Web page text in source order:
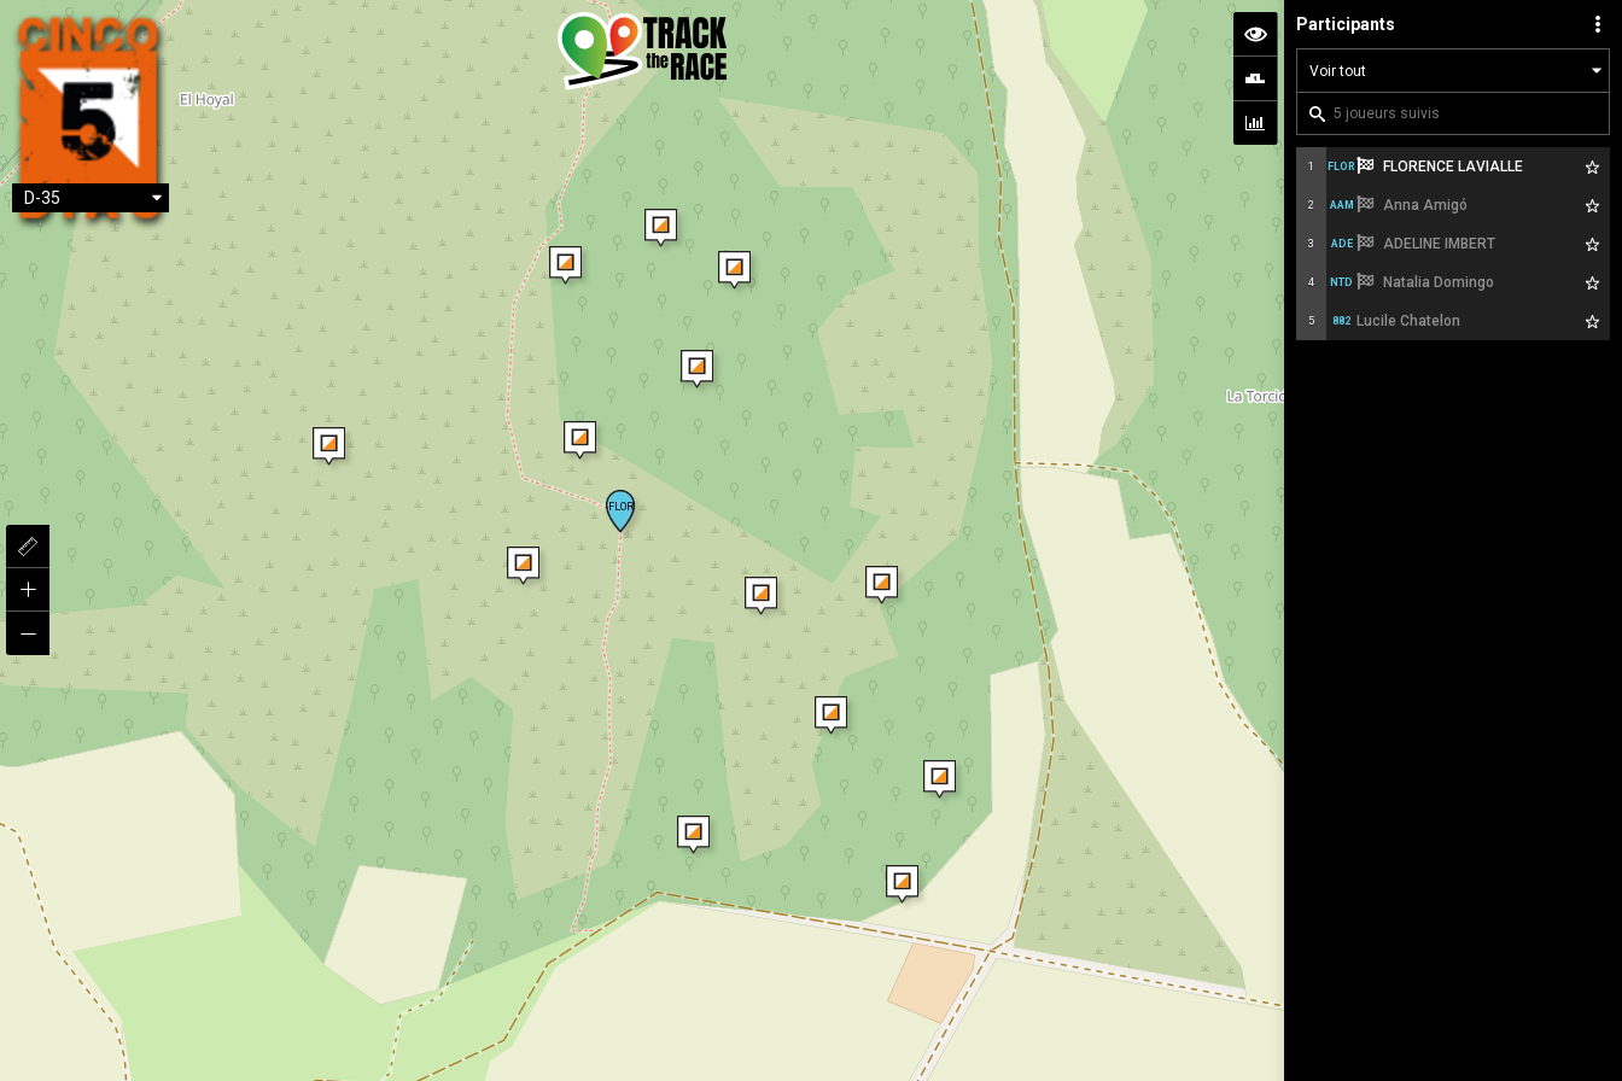
Participants
1 FLOR FLORENCE LAVIALLE
2 AAM Anna Amigó
3 ADE ADELINE IMBERT
4 NTD Natalia Domingo
5 882 Lucile Chatelon